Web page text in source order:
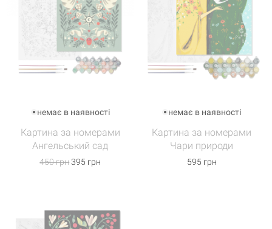
немає в наявності
Картина за номерами
Ангельський сад
450 грн395 грн
немає в наявності
Картина за номерами
Чари природи
595 грн